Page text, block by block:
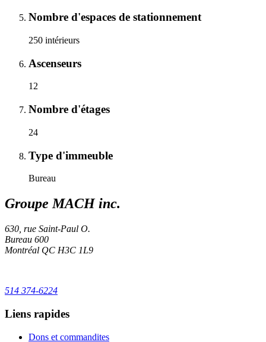
Nombre d'espaces de stationnement
250 intérieurs
Ascenseurs
12
Nombre d'étages
24
Type d'immeuble
Bureau
Groupe MACH inc.
630, rue Saint-Paul O.
Bureau 600
Montréal QC H3C 1L9
514 374-6224
Liens rapides
Dons et commandites